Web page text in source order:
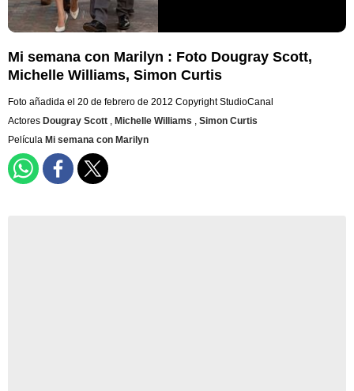
Mi semana con Marilyn : Foto Dougray Scott,
Michelle Williams, Simon Curtis
Foto añadida el 20 de febrero de 2012 Copyright StudioCanal
Actores Dougray Scott , Michelle Williams , Simon Curtis
Película Mi semana con Marilyn